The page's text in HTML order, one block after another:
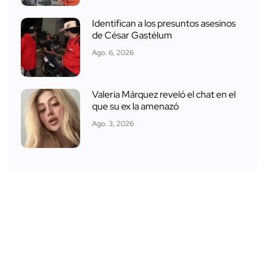
Identifican a los presuntos asesinos
de César Gastélum
Ago. 6, 2026
Valeria Márquez reveló el chat en el
que su ex la amenazó
Ago. 3, 2026